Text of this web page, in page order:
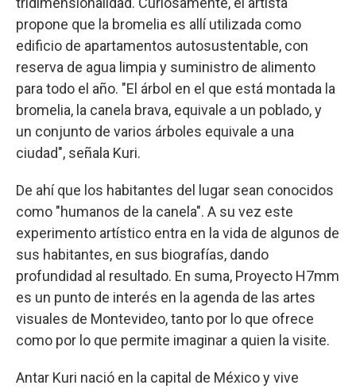
propone que la bromelia es allí utilizada como
edificio de apartamentos autosustentable, con
reserva de agua limpia y suministro de alimento
para todo el año. "El árbol en el que está montada la
bromelia, la canela brava, equivale a un poblado, y
un conjunto de varios árboles equivale a una
ciudad", señala Kuri.
De ahí que los habitantes del lugar sean conocidos
como "humanos de la canela". A su vez este
experimento artístico entra en la vida de algunos de
sus habitantes, en sus biografías, dando
profundidad al resultado. En suma, Proyecto H7mm
es un punto de interés en la agenda de las artes
visuales de Montevideo, tanto por lo que ofrece
como por lo que permite imaginar a quien la visite.
Antar Kuri nació en la capital de México y vive